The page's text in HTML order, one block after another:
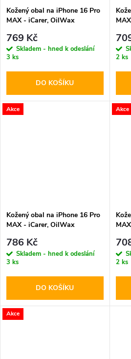
Kožený obal na iPhone 16 Pro
MAX - iCarer, OilWax
769 Kč
Skladem - hned k odeslání
3 ks
DO KOŠÍKU
2 ks
Akce
Kožený obal na iPhone 16 Pro
MAX - iCarer, OilWax
786 Kč
Skladem - hned k odeslání
3 ks
DO KOŠÍKU
Akce
2 ks
Akce